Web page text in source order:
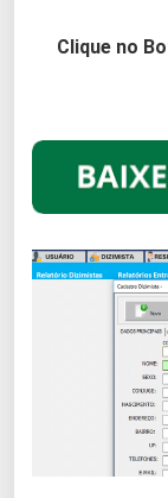
Clique no